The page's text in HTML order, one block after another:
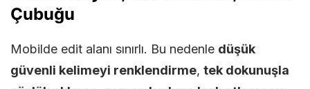
Çubuğu
Mobilde edit alanı sınırlı. Bu nedenle düşük
güvenli kelimeyi renklendirme, tek dokunuşla